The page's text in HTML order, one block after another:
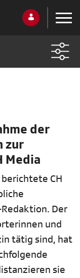
der
zur
Media
CH
Der
und
tätig sind, hat
sie